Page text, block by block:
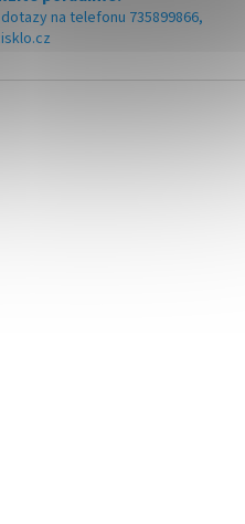
zákazníka se dočtete v
našem článku:ZDE
na telefonu 735899866,